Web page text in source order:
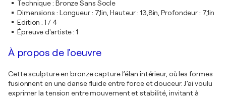
Technique: Bronze Sans Socle
Dimensions : Longueur : 7,1in, Hauteur : 13,8in, Profondeur : 7,1in
Edition :1 / 4
Épreuve d'artiste:1
À propos de l'oeuvre
Cette sculpture en bronze capture l’élan intérieur, où les formes
fusionnent en une danse fluide entre force et douceur. J’ai voulu
exprimer la tension entre mouvement et stabilité, invitant à